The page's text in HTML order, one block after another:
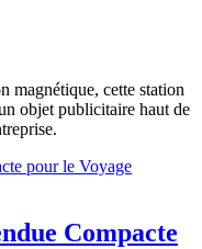
magnétique, cette station
objet publicitaire haut de
Compacte